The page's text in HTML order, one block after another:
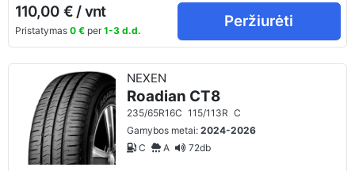
110,00 € / vnt
Pristatymas 0 €per 1-3 d.d.
Peržiurėti
NEXEN
Roadian CT8
235/65R16C 115/113R C
Gamybos metai:2024-2026
C
A 72db